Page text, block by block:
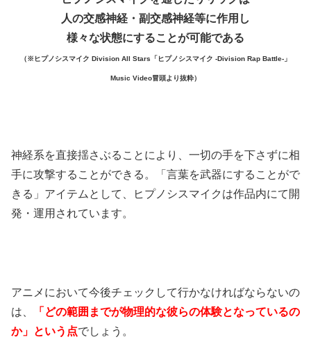
人の交感神経・副交感神経等に作用し
様々な状態にすることが可能である
（※ヒプノシスマイク Division All Stars「ヒプノシスマイク -Division Rap Battle-」
Music Video冒頭より抜粋）
神経系を直接揺さぶることにより、一切の手を下さずに相
手に攻撃することができる。「言葉を武器にすることがで
きる」アイテムとして、ヒプノシスマイクは作品内にて開
発・運用されています。
アニメにおいて今後チェックして行かなければならないの
は、
「どの範囲までが物理的な彼らの体験となっているの
か」という点でしょう。